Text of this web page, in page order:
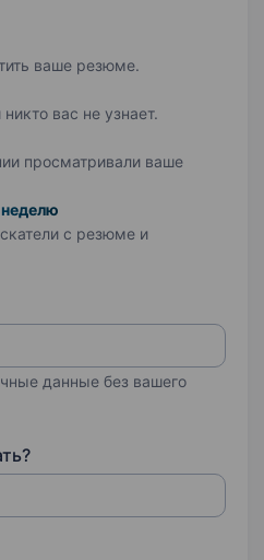
ваше резюме.
вас не узнает.
просматривали ваше
с резюме и
данные без вашего